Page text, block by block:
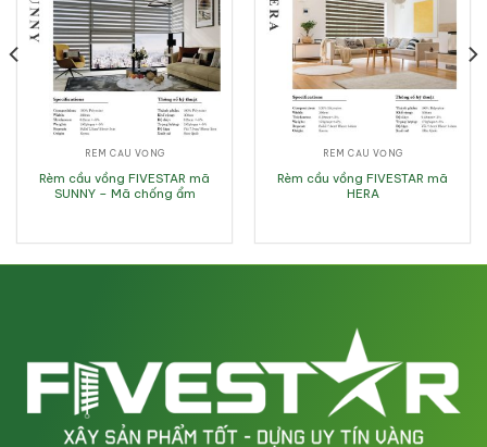
RÈM CẦU VỒNG
Rèm cầu vồng FIVESTAR mã
SUNNY – Mã chống ẩm
RÈM CẦU VỒNG
Rèm cầu vồng FIVESTAR mã
HERA